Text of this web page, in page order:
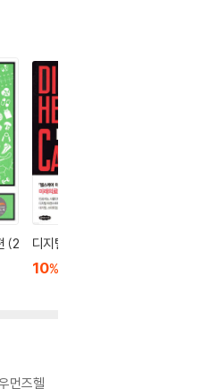
(2
디지털 헬스케어
10%
먼즈헬